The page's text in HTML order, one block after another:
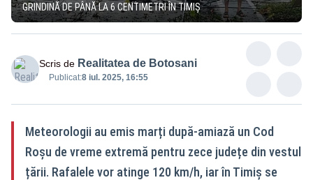
GRINDINĂ DE PÂNĂ LA 6 CENTIMETRI ÎN TIMIȘ
Scris de Realitatea de Botosani
Publicat:8 iul. 2025, 16:55
Meteorologii au emis marți după-amiază un Cod
Roșu de vreme extremă pentru zece județe din vestul
țării. Rafalele vor atinge 120 km/h, iar în Timiș se